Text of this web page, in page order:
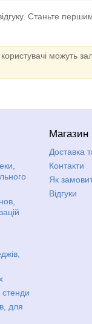
Станьте
можуть
стенди
для
Магазин
Доставка
Контакти
Як
Відгуки